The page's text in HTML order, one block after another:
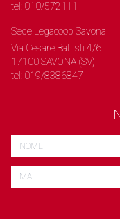
tel: 010/572111
Sede Legacoop Savona
Via Cesare Battisti 4/6
17100 SAVONA (SV)
tel: 019/8386847